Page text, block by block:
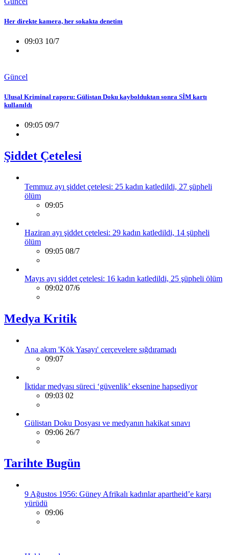
Her direkte kamera, her sokakta denetim
09:03 10/7
Güncel
Ulusal Kriminal raporu: Gülistan Doku kaybolduktan sonra SİM kartı
kullanıldı
09:05 09/7
Şiddet Çetelesi
Temmuz ayı şiddet çetelesi: 25 kadın katledildi, 27 şüpheli
ölüm
09:05
Haziran ayı şiddet çetelesi: 29 kadın katledildi, 14 şüpheli
ölüm
09:05 08/7
Mayıs ayı şiddet çetelesi: 16 kadın katledildi, 25 şüpheli ölüm
09:02 07/6
Medya Kritik
Ana akım 'Kök Yasayı' çerçevelere sığdıramadı
09:07
İktidar medyası süreci ‘güvenlik’ eksenine hapsediyor
09:03 02
Gülistan Doku Dosyası ve medyanın hakikat sınavı
09:06 26/7
Tarihte Bugün
9 Ağustos 1956: Güney Afrikalı kadınlar apartheid’e karşı
yürüdü
09:06